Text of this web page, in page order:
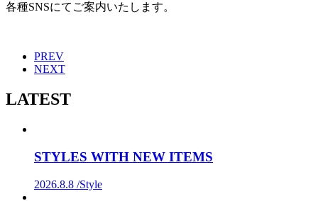
各種SNSにてご案内いたします。
PREV
NEXT
LATEST
STYLES WITH NEW ITEMS
2026.8.8 /Style